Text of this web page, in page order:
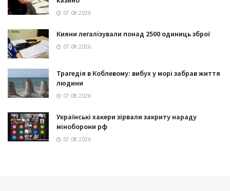
07.08.2026
Кияни легалізували понад 2500 одиниць зброї
07.08.2026
Трагедія в Коблевому: вибух у морі забрав життя
людини
07.08.2026
Українські хакери зірвали закриту нараду
міноборони рф
07.08.2026